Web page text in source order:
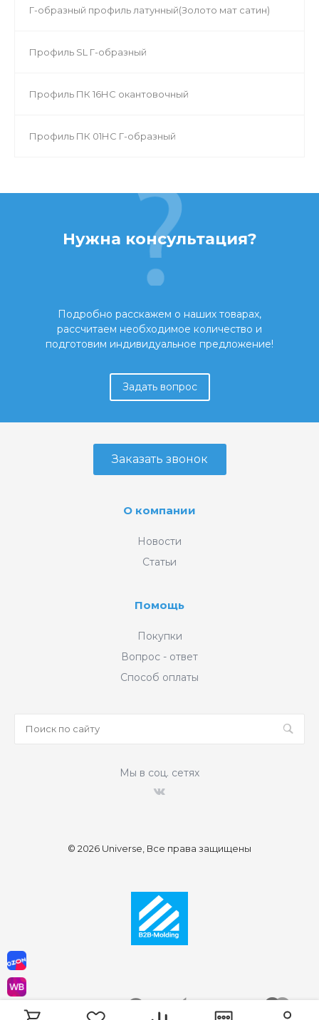
Г-образный профиль латунный(Золото мат сатин)
Профиль SL Г-образный
Профиль ПК 16НС окантовочный
Профиль ПК 01НС Г-образный
Нужна консультация?
Подробно расскажем о наших товарах,
рассчитаем необходимое количество и
подготовим индивидуальное предложение!
Задать вопрос
Заказать звонок
О компании
Новости
Статьи
Помощь
Покупки
Вопрос - ответ
Способ оплаты
Мы в соц. сетях
© 2026 Universe, Все права защищены